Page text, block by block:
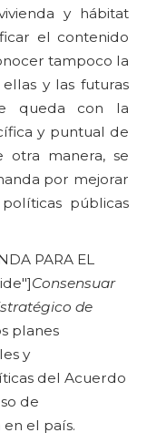
y hábitat
el contenido
tampoco la
y las futuras
queda con la
y puntual de
otra manera, se
por mejorar
públicas
PARA EL
Consensuar
de
planes
y
del Acuerdo
de
el país.